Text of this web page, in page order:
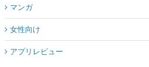
マンガ
女性向け
アプリレビュー